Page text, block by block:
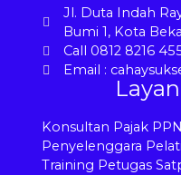
Jl. Duta Indah
Bumi 1, Kota
Call 0812 8216
Email :
Konsultan Pajak PPN
Penyelenggara
Training Petugas